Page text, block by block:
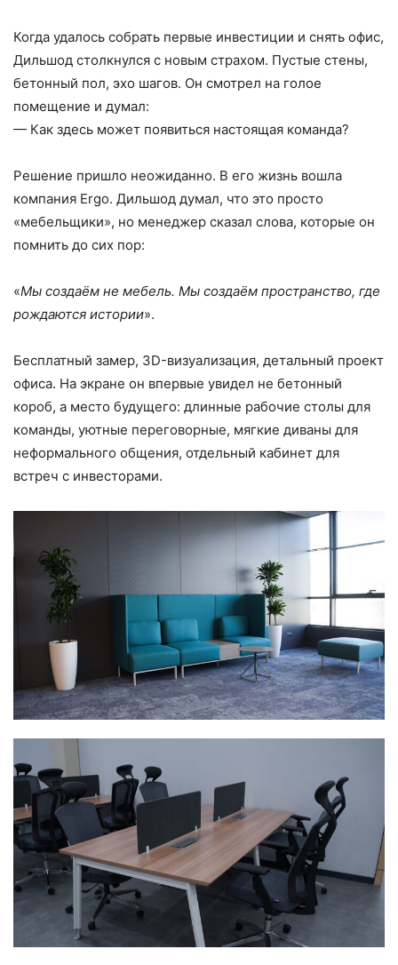
Когда удалось собрать первые инвестиции и снять офис,
Дильшод столкнулся с новым страхом. Пустые стены,
бетонный пол, эхо шагов. Он смотрел на голое
помещение и думал:
— Как здесь может появиться настоящая команда?
Решение пришло неожиданно. В его жизнь вошла
компания Ergo. Дильшод думал, что это просто
«мебельщики», но менеджер сказал слова, которые он
помнить до сих пор:
«Мы создаём не мебель. Мы создаём пространство, где
рождаются истории».
Бесплатный замер, 3D-визуализация, детальный проект
офиса. На экране он впервые увидел не бетонный
короб, а место будущего: длинные рабочие столы для
команды, уютные переговорные, мягкие диваны для
неформального общения, отдельный кабинет для
встреч с инвесторами.